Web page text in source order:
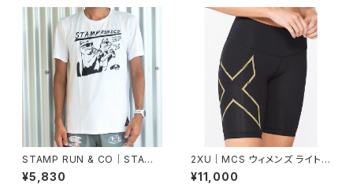
STAMP RUN & CO｜STAMP
GRAPHIC RUN TEE (TWO C
ATS)(White)
¥5,830
2XU｜MCS ウィメンズ ライトス
ピード ミッドライズ コンプレッシ
ョンショート WA6593B BLK/G
¥11,000